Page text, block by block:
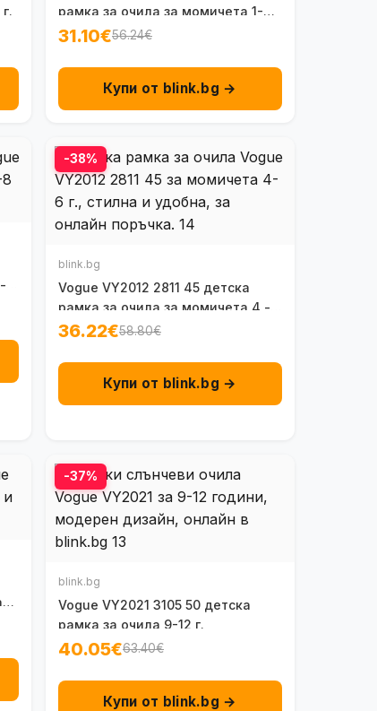
рамка за очила за момичета 1-2
г.
31.10€56.24€
Купи от blink.bg →
8
-38%
blink.bg
Vogue VY2012 2811 45 детска
рамка за очила за момичета 4 - 6
г.
36.22€58.80€
Купи от blink.bg →
-37%
blink.bg
Vogue VY2021 3105 50 детска
рамка за очила 9-12 г.
40.05€63.40€
Купи от blink.bg →